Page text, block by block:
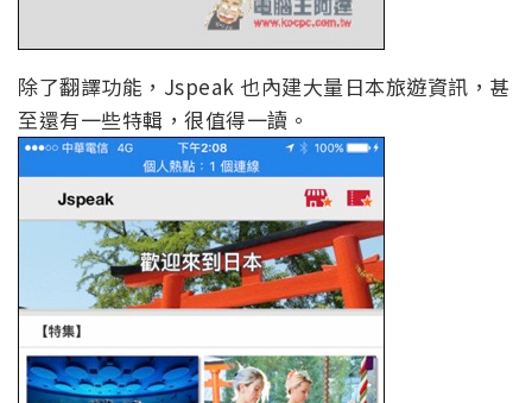
除了翻譯功能，Jspeak 也內建大量日本旅遊資訊，甚
至還有一些特輯，很值得一讀。